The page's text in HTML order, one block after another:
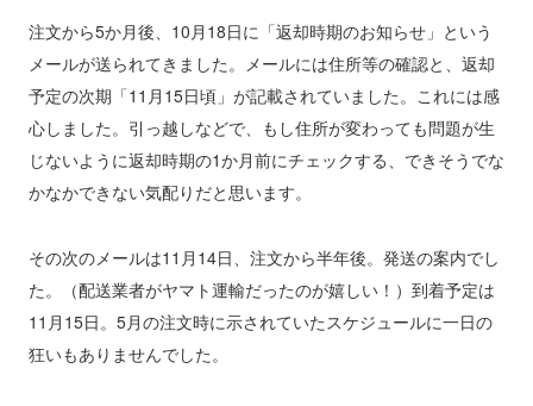
注文から5か月後、10月18日に「返却時期のお知らせ」という
メールが送られてきました。メールには住所等の確認と、返却
予定の次期「11月15日頃」が記載されていました。これには感
心しました。引っ越しなどで、もし住所が変わっても問題が生
じないように返却時期の1か月前にチェックする、できそうでな
かなかできない気配りだと思います。
その次のメールは11月14日、注文から半年後。発送の案内でし
た。（配送業者がヤマト運輸だったのが嬉しい！）到着予定は
11月15日。5月の注文時に示されていたスケジュールに一日の
狂いもありませんでした。